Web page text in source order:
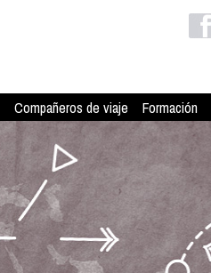
Compañeros de viaje Formación